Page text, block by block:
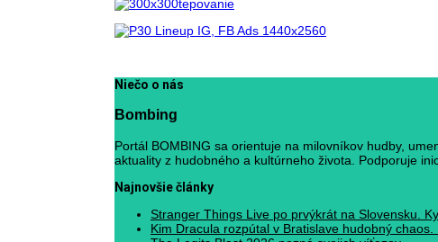
Niečo o nás
Bombing
Portál BOMBING sa orientuje na milovníkov hudby,
aktuality z hudobného a kultúrneho života. Podporuje
Najnovšie články
Stranger Things Live po prvýkrát na Slovensku.
Kim Dracula rozpútal v Bratislave hudobný